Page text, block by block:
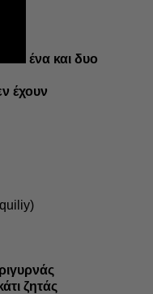
ένα και δυο
έχουν
ζητάς